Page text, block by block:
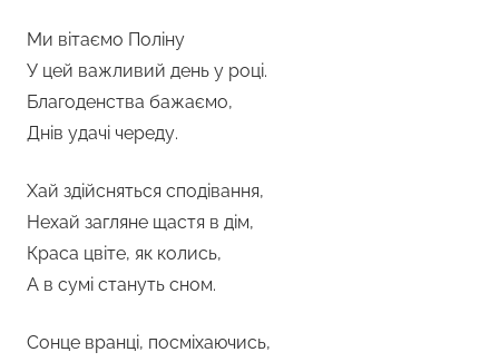
Ми вітаємо Поліну
У цей важливий день у році.
Благоденства бажаємо,
Днів удачі череду.
Хай здійсняться сподівання,
Нехай загляне щастя в дім,
Краса цвіте, як колись,
А в сумі стануть сном.
Сонце вранці, посміхаючись,